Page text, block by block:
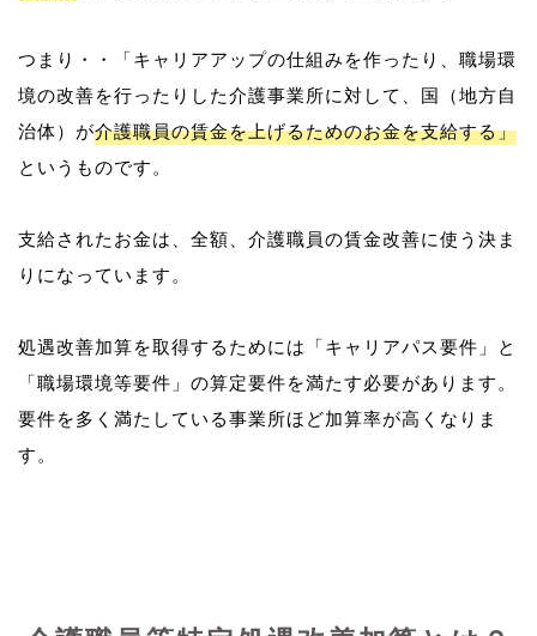
つまり・・「キャリアアップの仕組みを作ったり、職場環
境の改善を行ったりした介護事業所に対して、国（地方自
治体）が介護職員の賃金を上げるためのお金を支給する」
というものです。
支給されたお金は、全額、介護職員の賃金改善に使う決ま
りになっています。
処遇改善加算を取得するためには「キャリアパス要件」と
「職場環境等要件」の算定要件を満たす必要があります。
要件を多く満たしている事業所ほど加算率が高くなりま
す。